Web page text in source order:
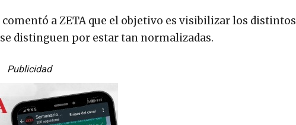
a ZETA que el objetivo es visibilizar los distintos
distinguen por estar tan normalizadas.
Publicidad